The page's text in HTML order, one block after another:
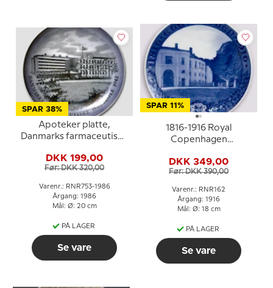
SPAR 38%
Apoteker platte,
Danmarks farmaceutiske
Universitetsparken 1942,
Royal Copenhagen
DKK 199,00
Før: DKK 320,00
Varenr.: RNR753-1986
Årgang: 1986
Mål: Ø: 20 cm
PÅ LAGER
Se vare
SPAR 11%
1816-1916 Royal
Copenhagen
elevskoles platte, 1816
ELEVSKOLEN 1916.
DKK 349,00
Før: DKK 390,00
Varenr.: RNR162
Årgang: 1916
Mål: Ø: 18 cm
PÅ LAGER
Se vare